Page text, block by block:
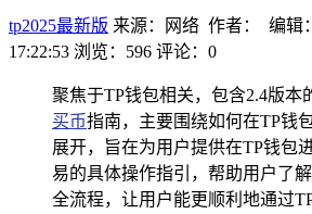
tp2025最新版 来源：网络 作者： 编辑
17:22:53 浏览：596 评论：0
聚焦于TP钱包相关，包含2.4版本
买币指南，主要围绕如何在TP钱
展开，旨在为用户提供在TP钱包
易的具体操作指引，帮助用户了
全流程，让用户能更顺利地通过